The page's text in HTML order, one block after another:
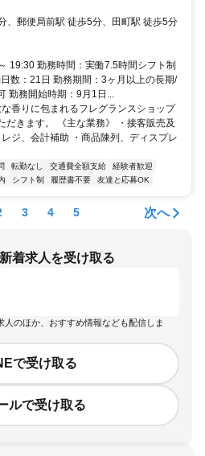
、郵便局前駅 徒歩5分、田町駅 徒歩5分
19:30 勤務時間：実働7.5時間シフト制
数：21日 勤務期間：3ヶ月以上の長期/
勤務開始時期：9月1日...
香りに包まれるフレグランスショップ
だきます。 《主な業務》 ・接客販売及
ジ、会計補助 ・商品陳列、ディスプレ
転勤なし 交通費全額支給
経験者歓迎
シフト制 履歴書不要 友達と応募OK
3 4 5 次へ
着求人を受け取る
人のほか、おすすめ情報なども配信しま
で受け取る
ルで受け取る